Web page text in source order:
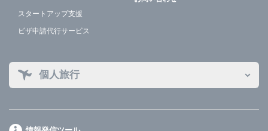
スタートアップ支援
ビザ申請代行サービス
個人旅行